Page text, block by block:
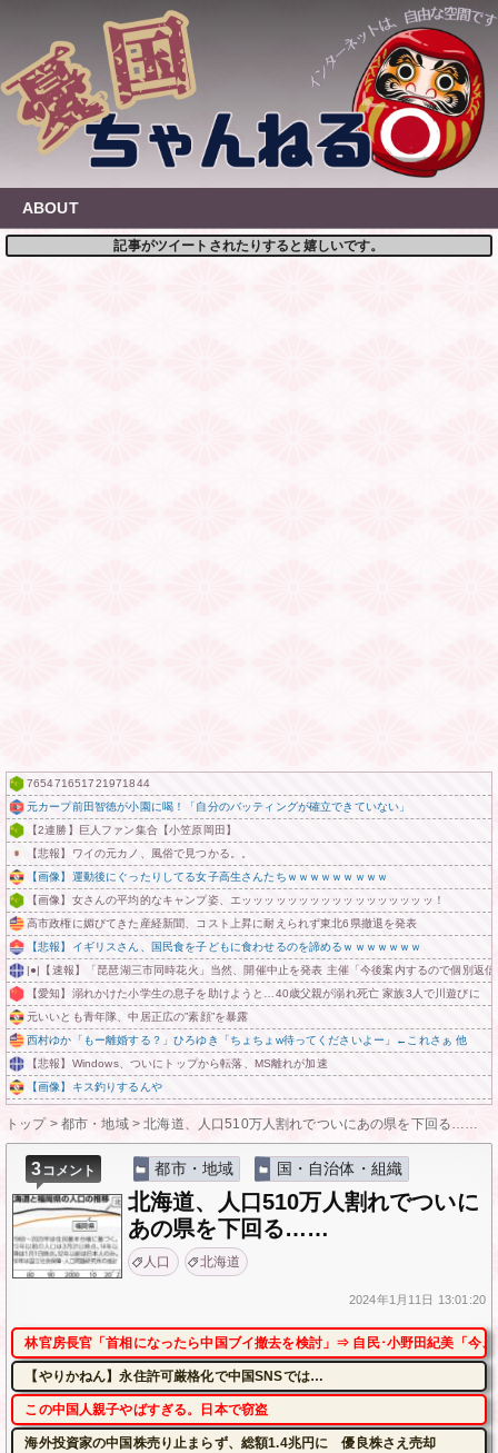
content
ABOUT
記事がツイートされたりすると嬉しいです。
765471651721971844
元カープ前田智徳が小園に喝！「自分のバッティングが確立できていない」
【2連勝】巨人ファン集合【小笠原岡田】
【悲報】ワイの元カノ、風俗で見つかる。。
【画像】運動後にぐったりしてる女子高生さんたちｗｗｗｗｗｗｗｗｗ
【画像】女さんの平均的なキャンプ姿、エッッッッッッッッッッッッッッッッッ！
高市政権に媚びてきた産経新聞、コスト上昇に耐えられず東北6県撤退を発表
【悲報】イギリスさん、国民食を子どもに食わせるのを諦めるｗｗｗｗｗｗｗ
|●|【速報】「琵琶湖三市同時花火」当然、開催中止を発表 主催「今後案内するので個別返
【愛知】溺れかけた小学生の息子を助けようと…40歳父親が溺れ死亡 家族3人で川遊びに
元いいとも青年隊、中居正広の”素顔”を暴露
西村ゆか「もー離婚する？」ひろゆき「ちょちょw待ってくださいよー」←これさぁ 他
【悲報】Windows、ついにトップから転落、MS離れが加速
【画像】キス釣りするんや
トップ> 都市・地域>北海道、人口510万人割れでついにあの県を下回る……
3コメント 都市・地域 国・自治体・組織
北海道、人口510万人割れでついに
あの県を下回る……
人口 北海道
2024年1月11日 13:01:20
林官房長官「首相になったら中国ブイ撤去を検討」⇒ 自民･小野田紀美「今
【やりかねん】永住許可厳格化で中国SNSでは…
この中国人親子やばすぎる。日本で窃盗
海外投資家の中国株売り止まらず、総額1.4兆円に 優良株さえ売却